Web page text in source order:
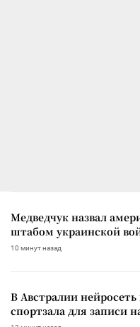
Медведчук назвал
штабом украинской
10 минут назад
В Австралии
спортзала для записи